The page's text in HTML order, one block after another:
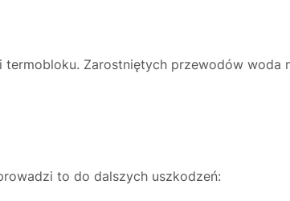
Zarostniętych przewodów woda
to do dalszych uszkodzeń: